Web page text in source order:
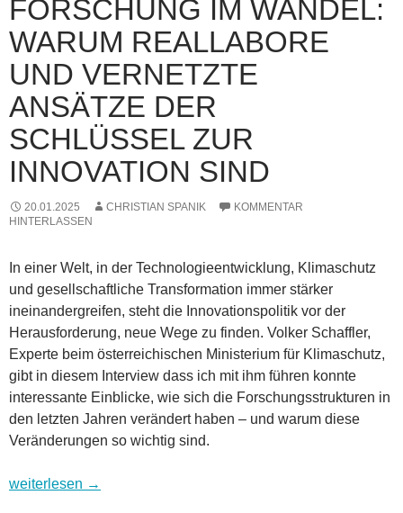
FORSCHUNG IM WANDEL:
WARUM REALLABORE
UND VERNETZTE
ANSÄTZE DER
SCHLÜSSEL ZUR
INNOVATION SIND
20.01.2025 CHRISTIAN SPANIK
KOMMENTAR
HINTERLASSEN
In einer Welt, in der Technologieentwicklung, Klimaschutz
und gesellschaftliche Transformation immer stärker
ineinandergreifen, steht die Innovationspolitik vor der
Herausforderung, neue Wege zu finden. Volker Schaffler,
Experte beim österreichischen Ministerium für Klimaschutz,
gibt in diesem Interview dass ich mit ihm führen konnte
interessante Einblicke, wie sich die Forschungsstrukturen in
den letzten Jahren verändert haben – und warum diese
Veränderungen so wichtig sind.
Forschung im Wandel: Warum Reallabore und vernetzte
weiterlesen →